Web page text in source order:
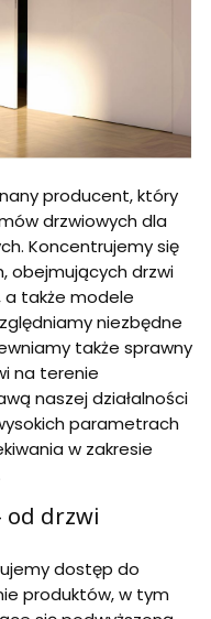
producent, który
drzwiowych dla
Koncentrujemy się
obejmujących drzwi
a także modele
niezbędne
także sprawny
na terenie
naszej działalności
parametrach
w zakresie
od drzwi
dostęp do
produktów, w tym